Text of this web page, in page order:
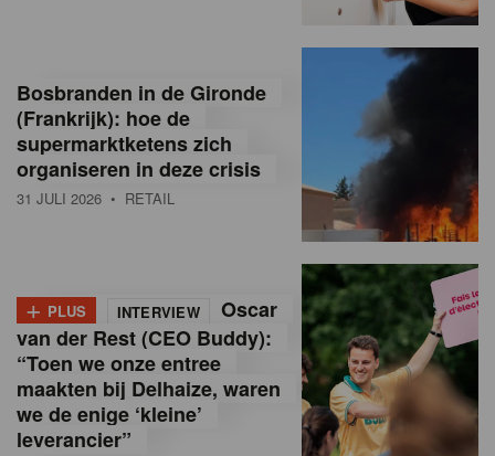
Bosbranden in de Gironde
(Frankrijk): hoe de
supermarktketens zich
organiseren in deze crisis
31 JULI 2026 • RETAIL
+ PLUS INTERVIEW
Oscar
van der Rest (CEO Buddy):
“Toen we onze entree
maakten bij Delhaize, waren
we de enige ‘kleine’
leverancier”